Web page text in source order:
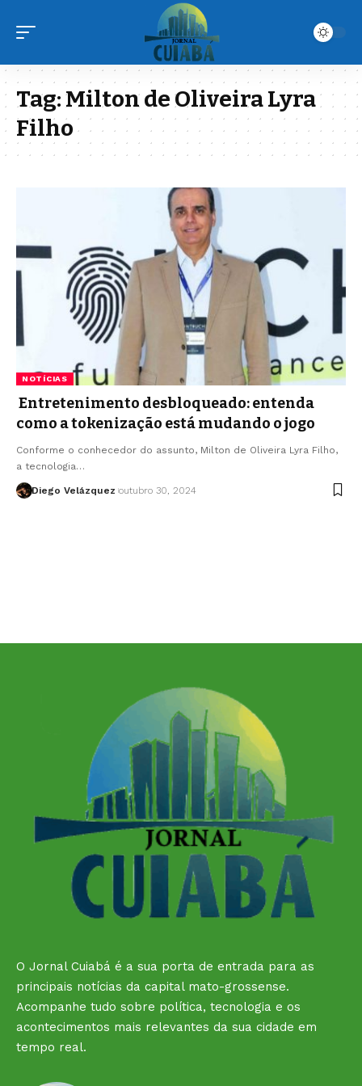
Tag:Milton de Oliveira Lyra
Filho
NOTÍCIAS
Entretenimento desbloqueado: entenda
como a tokenização está mudando o jogo
Conforme o conhecedor do assunto, Milton de Oliveira Lyra Filho,
a tecnologia…
Diego Velázquez outubro 30, 2024
O Jornal Cuiabá é a sua porta de entrada para as
principais notícias da capital mato-grossense.
Acompanhe tudo sobre política, tecnologia e os
acontecimentos mais relevantes da sua cidade em
tempo real.